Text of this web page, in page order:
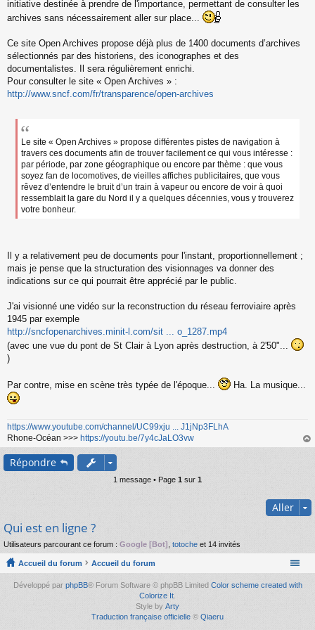
s
a
e
n
o
l
u
initiative destinée à prendre de l'importance, permettant de consulter les
archives sans nécessairement aller sur place...
Ce site Open Archives propose déjà plus de 1400 documents d’archives
sélectionnés par des historiens, des iconographes et des
documentalistes. Il sera régulièrement enrichi.
Pour consulter le site « Open Archives » :
http://www.sncf.com/fr/transparence/open-archives
Le site « Open Archives » propose différentes pistes de navigation à
travers ces documents afin de trouver facilement ce qui vous intéresse :
par période, par zone géographique ou encore par thème : que vous
soyez fan de locomotives, de vieilles affiches publicitaires, que vous
rêvez d’entendre le bruit d’un train à vapeur ou encore de voir à quoi
ressemblait la gare du Nord il y a quelques décennies, vous y trouverez
votre bonheur.
Il y a relativement peu de documents pour l'instant, proportionnellement ;
mais je pense que la structuration des visionnages va donner des
indications sur ce qui pourrait être apprécié par le public.
J'ai visionné une vidéo sur la reconstruction du réseau ferroviaire après
1945 par exemple
http://sncfopenarchives.minit-l.com/sit ... o_1287.mp4
(avec une vue du pont de St Clair à Lyon après destruction, à 2'50"...
)
Par contre, mise en scène très typée de l'époque... Ha. La musique...
https://www.youtube.com/channel/UC99xju ... J1jNp3FLhA
Rhone-Océan >>> https://youtu.be/7y4cJaLO3vw
au
Répondre
1 message • Page 1 sur 1
Aller
Qui est en ligne ?
Utilisateurs parcourant ce forum : Google [Bot] , totoche et 14 invités
Accueil du forum Accueil du forum
Développé par phpBB® Forum Software © phpBB Limited Color scheme created with
Colorize It
Style by Arty
Traduction française officielle © Qiaeru